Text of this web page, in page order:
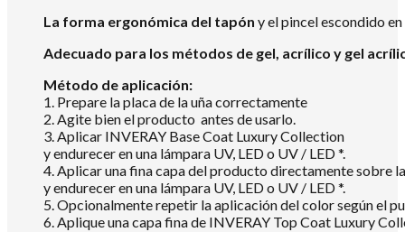
La forma ergonómica del tapón y el pincel escondido
Adecuado para los métodos de gel, acrílico y gel
Método de aplicación:
1. Prepare la placa de la uña correctamente
2. Agite bien el producto antes de usarlo.
3. Aplicar INVERAY Base Coat Luxury Collection
y endurecer en una lámpara UV, LED o UV / LED *.
4. Aplicar una fina capa del producto directamente sobre
y endurecer en una lámpara UV, LED o UV / LED *.
5. Opcionalmente repetir la aplicación del color según el
6. Aplique una capa fina de INVERAY Top Coat Luxury